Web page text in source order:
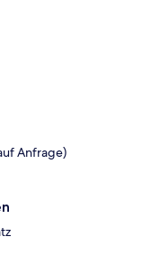
Anfrage)